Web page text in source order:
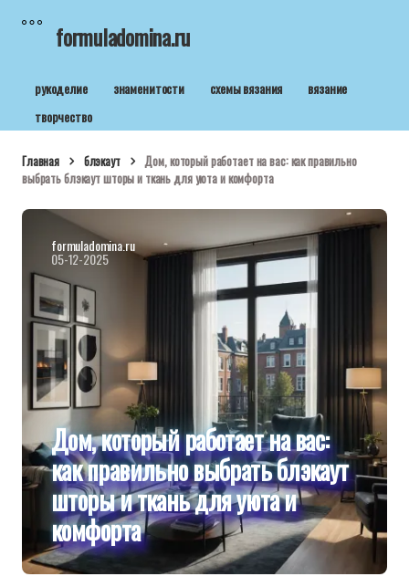
formuladomina.ru
рукоделие знаменитости схемы вязания
вязание
творчество
Главная блэкаут
Дом, который работает на вас: как правильно
выбрать блэкаут шторы и ткань для уюта и комфорта
formuladomina.ru
05-12-2025
Дом, который работает на вас:
как правильно выбрать блэкаут
шторы и ткань для уюта и
комфорта